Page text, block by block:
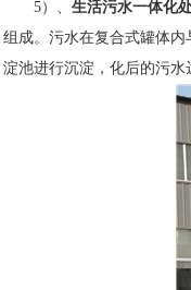
5）、 生活污水一体化
组成。污水在复合式罐体
淀池进行沉淀，化后的污水